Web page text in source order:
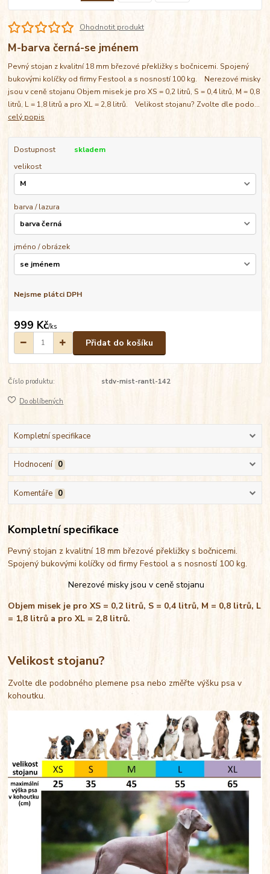
Ohodnotit produkt
M-barva černá-se jménem
Pevný stojan z kvalitní 18 mm březové překližky s bočnicemi. Spojený
bukovými kolíčky od firmy Festool a s nosností 100 kg. Nerezové misky
jsou v ceně stojanu Objem misek je pro XS = 0,2 litrů, S = 0,4 litrů, M = 0,8
litrů, L = 1,8 litrů a pro XL = 2,8 litrů. Velikost stojanu? Zvolte dle podo...
celý popis
Dostupnost
skladem
velikost
barva / lazura
jméno / obrázek
Nejsme plátci DPH
999 Kč/ks
Přidat do košíku
Číslo produktu: stdv-mist-rantl-142
Do oblíbených
Kompletní specifikace
Hodnocení 0
Komentáře 0
Kompletní specifikace
Pevný stojan z kvalitní 18 mm březové překližky s bočnicemi.
Spojený bukovými kolíčky od firmy Festool a s nosností 100 kg.
Nerezové misky jsou v ceně stojanu
Objem misek je pro XS = 0,2 litrů, S = 0,4 litrů, M = 0,8 litrů, L
= 1,8 litrů a pro XL = 2,8 litrů.
Velikost stojanu?
Zvolte dle podobného plemene psa nebo změřte výšku psa v
kohoutku.